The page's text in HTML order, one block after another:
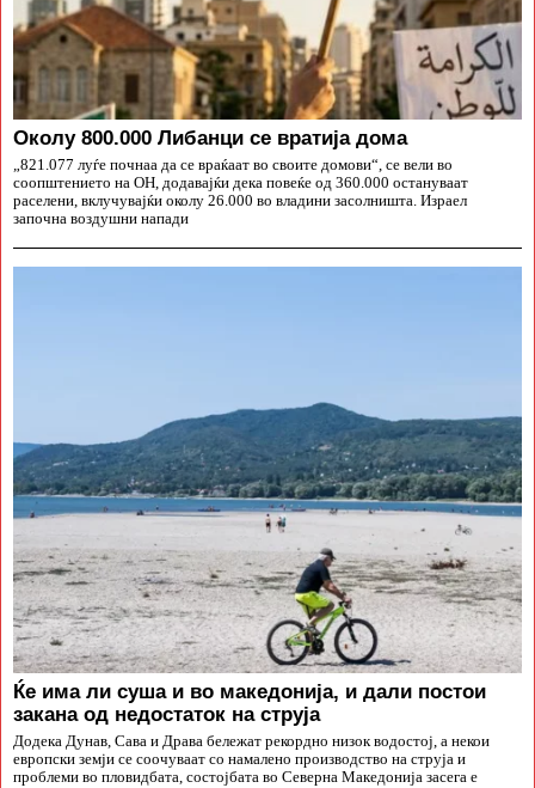
Околу 800.000 Либанци се вратија дома
„821.077 луѓе почнаа да се враќаат во своите домови“, се вели во
соопштението на ОН, додавајќи дека повеќе од 360.000 остануваат
раселени, вклучувајќи околу 26.000 во владини засолништа. Израел
започна воздушни напади
Ќе има ли суша и во македонија, и дали постои
закана од недостаток на струја
Додека Дунав, Сава и Драва бележат рекордно низок водостој, а некои
европски земји се соочуваат со намалено производство на струја и
проблеми во пловидбата, состојбата во Северна Македонија засега е